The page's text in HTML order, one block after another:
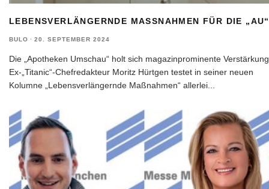
LEBENSVERLÄNGERNDE MASSNAHMEN FÜR DIE „AU“
BULO · 20. SEPTEMBER 2024
Die „Apotheken Umschau“ holt sich magazinprominente
Ex-„Titanic“-Chefredakteur Moritz Hürtgen testet in seiner neuen
Kolumne „Lebensverlängernde Maßnahmen“ allerlei